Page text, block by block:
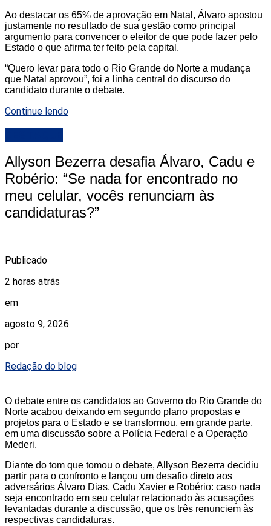
Ao destacar os 65% de aprovação em Natal, Álvaro apostou
justamente no resultado de sua gestão como principal
argumento para convencer o eleitor de que pode fazer pelo
Estado o que afirma ter feito pela capital.
“Quero levar para todo o Rio Grande do Norte a mudança
que Natal aprovou”, foi a linha central do discurso do
candidato durante o debate.
Continue lendo
Allyson Bezerra desafia Álvaro, Cadu e
Robério: “Se nada for encontrado no
meu celular, vocês renunciam às
candidaturas?”
Publicado
2 horas atrás
em
agosto 9, 2026
por
Redação do blog
O debate entre os candidatos ao Governo do Rio Grande do
Norte acabou deixando em segundo plano propostas e
projetos para o Estado e se transformou, em grande parte,
em uma discussão sobre a Polícia Federal e a Operação
Mederi.
Diante do tom que tomou o debate, Allyson Bezerra decidiu
partir para o confronto e lançou um desafio direto aos
adversários Álvaro Dias, Cadu Xavier e Robério: caso nada
seja encontrado em seu celular relacionado às acusações
levantadas durante a discussão, que os três renunciem às
respectivas candidaturas.